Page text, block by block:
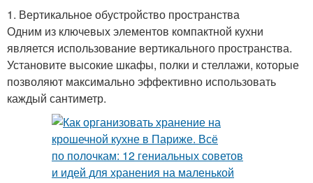
1. Вертикальное обустройство пространства
Одним из ключевых элементов компактной кухни
является использование вертикального пространства.
Установите высокие шкафы, полки и стеллажи, которые
позволяют максимально эффективно использовать
каждый сантиметр.